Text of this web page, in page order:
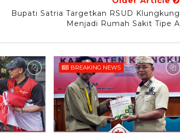
Bupati Satria Targetkan RSUD Klungkung
Menjadi Rumah Sakit Tipe A
BREAKING NEWS